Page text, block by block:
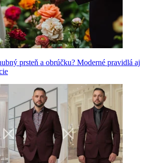
prsteň a obrúčku? Moderné pravidlá aj